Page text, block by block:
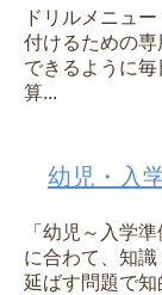
ドリルメニュ
付けるための
できるように
算...
幼児・入
「幼児～入学
に合わて、知
延ばす問題で